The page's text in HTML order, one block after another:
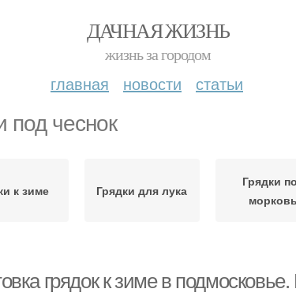
ДАЧНАЯ ЖИЗНЬ
жизнь за городом
главная новости статьи
под чеснок
к зиме Грядки для лука
Грядки
морковь
грядок к зиме в